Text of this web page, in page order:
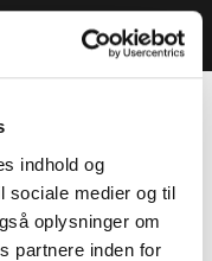
indhold og
sociale medier og til
oplysninger om
partnere inden for